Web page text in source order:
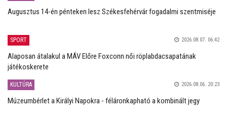
Augusztus 14-én pénteken lesz Székesfehérvár fogadalmi szentmiséje
SPORT 2026.08.07. 06:42
Alaposan átalakul a MÁV Előre Foxconn női röplabdacsapatának
játékoskerete
KULTÚRA 2026.08.06. 20:23
Múzeumbérlet a Királyi Napokra - féláronkapható a kombinált jegy